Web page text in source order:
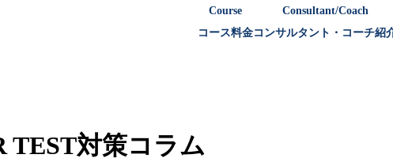
Course
コース料金
Consultant/Coach
コンサルタント・コーチ紹
TEST対策コラム